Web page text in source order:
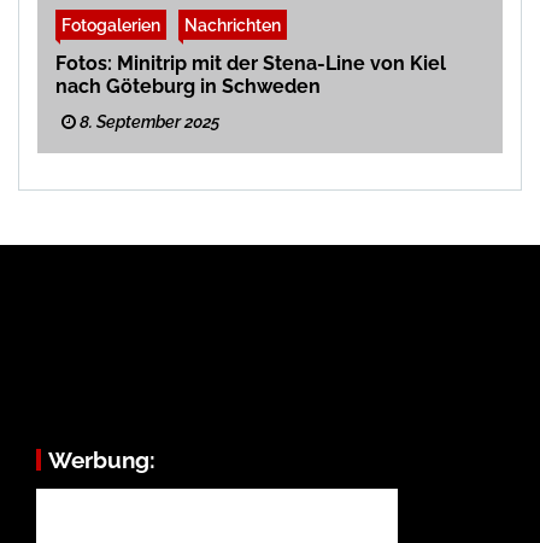
Fotogalerien Nachrichten
Fotos: Minitrip mit der Stena-Line von Kiel
nach Göteburg in Schweden
8. September 2025
Werbung: